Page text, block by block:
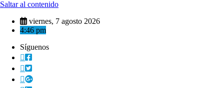
Saltar al contenido
viernes, 7 agosto 2026
4:46 pm
Síguenos